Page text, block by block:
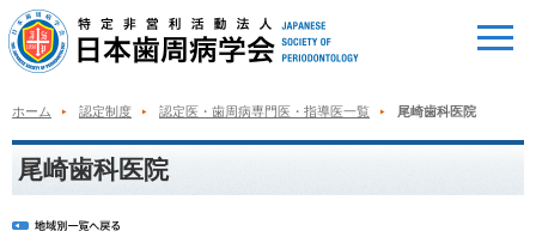
ホーム 認定制度 認定医・歯周病専門医・指導医一覧 尾崎歯科医院
尾崎歯科医院